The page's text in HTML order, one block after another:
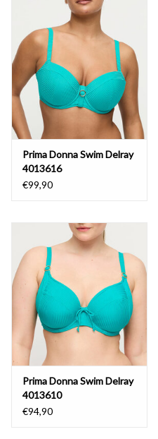
Prima Donna Swim Delray
4013616
€99,90
Prima Donna Swim Delray
4013610
€94,90